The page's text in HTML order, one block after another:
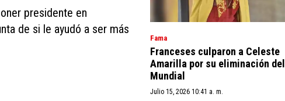
presidente en
de si le ayudó a ser más
Fama
Franceses culparon a Celeste
Amarilla por su eliminación del
Mundial
Julio 15, 2026 10:41 a. m.